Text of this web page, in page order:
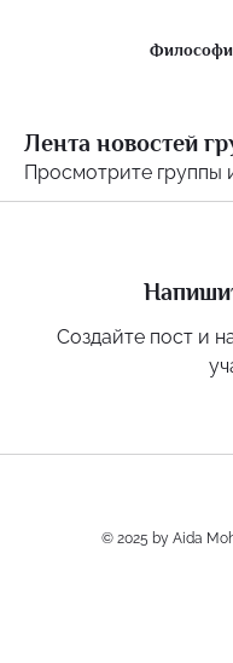
Лента новостей
Просмотрите группы
Создайте пост и
© 2025 by Aida